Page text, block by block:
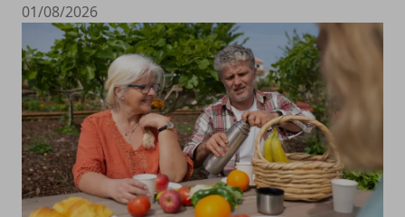
01/08/2026